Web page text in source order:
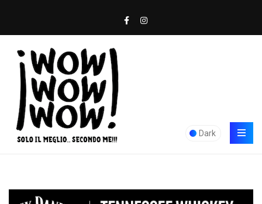
Dark